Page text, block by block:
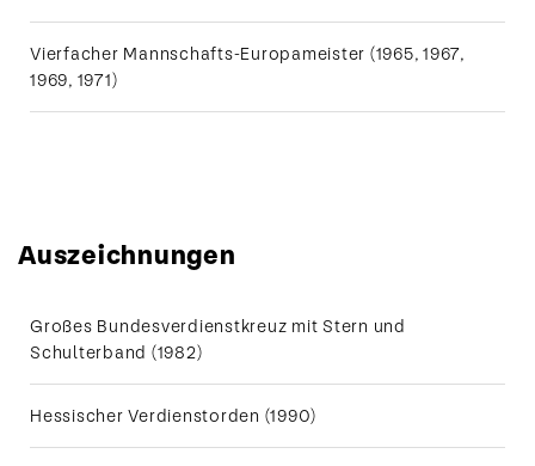
Vierfacher Mannschafts-Europameister (1965, 1967,
1969, 1971)
Auszeichnungen
Großes Bundesverdienstkreuz mit Stern und
Schulterband (1982)
Hessischer Verdienstorden (1990)
abseits des Sports bereits
früh einen Namen: 1948
Versandhandelsunternehmen.